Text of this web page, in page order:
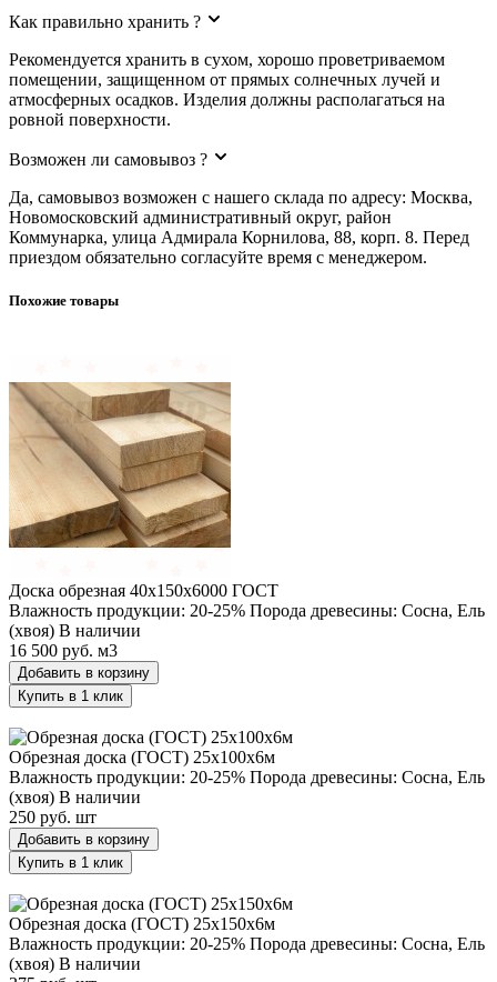
Как правильно хранить ?
Рекомендуется хранить в сухом, хорошо проветриваемом
помещении, защищенном от прямых солнечных лучей и
атмосферных осадков. Изделия должны располагаться на
ровной поверхности.
Возможен ли самовывоз ?
Да, самовывоз возможен с нашего склада по адресу: Москва,
Новомосковский административный округ, район
Коммунарка, улица Адмирала Корнилова, 88, корп. 8. Перед
приездом обязательно согласуйте время с менеджером.
Похожие товары
Доска обрезная 40х150х6000 ГОСТ
Влажность продукции: 20-25% Порода древесины: Сосна, Ель
(хвоя) В наличии
16 500 руб. м3
Добавить в корзину
Купить в 1 клик
Обрезная доска (ГОСТ) 25х100х6м
Влажность продукции: 20-25% Порода древесины: Сосна, Ель
(хвоя) В наличии
250 руб. шт
Добавить в корзину
Купить в 1 клик
Обрезная доска (ГОСТ) 25х150х6м
Влажность продукции: 20-25% Порода древесины: Сосна, Ель
(хвоя) В наличии